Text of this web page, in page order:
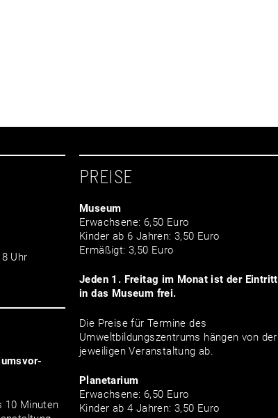
Uhr
10 Minuten
PREISE
Museum
Erwachsene: 6,50 Euro
Kinder ab 6 Jahren: 3,50 Euro
Ermäßigt: 3,50 Euro
Jeden 1. Freitag im Monat ist der Eintritt
in das Museum frei.
Die Preise für Termine des
Umweltbildungszentrums hängen von der
jeweiligen Veranstaltung ab.
Planetarium
Erwachsene: 6,50 Euro
Kinder ab 4 Jahren: 3,50 Euro